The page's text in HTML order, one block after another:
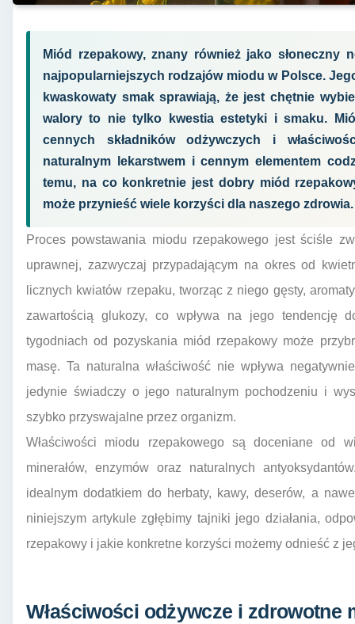
Miód rzepakowy, znany również jako
najpopularniejszych rodzajów miodu w Polsce.
kwaskowaty smak sprawiają, że jest chętnie
walory to nie tylko kwestia estetyki i smaku.
cennych składników odżywczych i
naturalnym lekarstwem i cennym elementem
temu, na co konkretnie jest dobry miód
może przynieść wiele korzyści dla naszego zdrowia.
Proces powstawania miodu rzepakowego jest ściśle
uprawnej, zazwyczaj przypadającym na okres od
licznych kwiatów rzepaku, tworząc z niego gęsty,
zawartością glukozy, co wpływa na jego tendencję
tygodniach od pozyskania miód rzepakowy może
masę. Ta naturalna właściwość nie wpływa
jedynie świadczy o jego naturalnym pochodzeniu i
szybko przyswajalne przez organizm.
Właściwości miodu rzepakowego są doceniane od
minerałów, enzymów oraz naturalnych
idealnym dodatkiem do herbaty, kawy, deserów, a
niniejszym artykule zgłębimy tajniki jego działania,
rzepakowy i jakie konkretne korzyści możemy odnieść z
Właściwości odżywcze i zdrowotne